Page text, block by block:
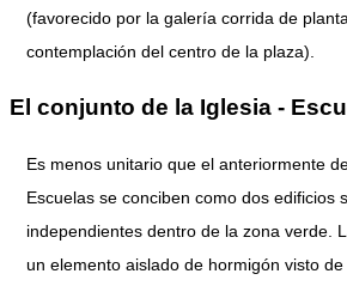
(favorecido por la galería corrida de
contemplación del centro de la plaza).
El conjunto de la Iglesia -
Es menos unitario que el anteriormente
Escuelas se conciben como dos edificios
independientes dentro de la zona verde.
un elemento aislado de hormigón visto